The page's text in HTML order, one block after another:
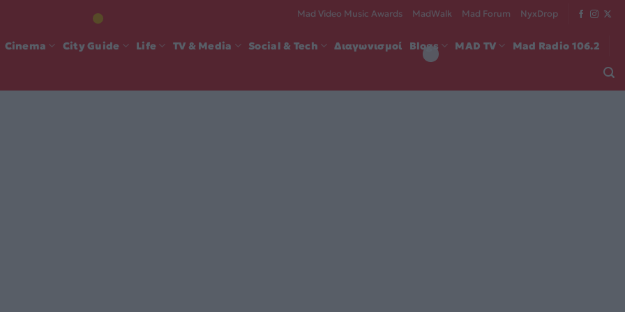
Mad Video Music Awards MadWalk Mad Forum NyxDrop
Cinema City Guide Life TV & Media Social & Tech Διαγωνισμοί Blogs MAD TV Mad Radio 106.2